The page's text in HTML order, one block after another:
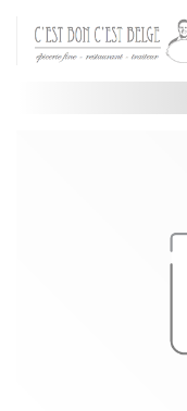
Panel pro správu cookies